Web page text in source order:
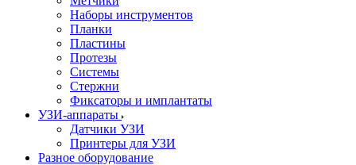
Наборы инструментов
Планки
Пластины
Протезы
Системы
Стержни
Фиксаторы и имплантаты
УЗИ-аппараты
Датчики УЗИ
Принтеры для УЗИ
Разное оборудование